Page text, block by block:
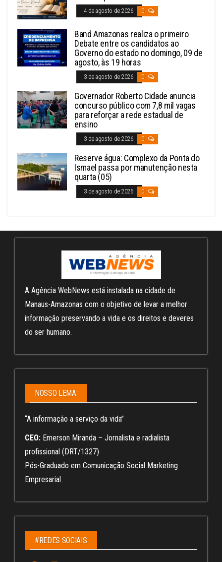
4 de agosto de 2026 0
Band Amazonas realiza o primeiro
Debate entre os candidatos ao
Governo do estado no domingo, 09 de
agosto, às 19 horas
3 de agosto de 2026 0
Governador Roberto Cidade anuncia
concurso público com 7,8 mil vagas
para reforçar a rede estadual de
ensino
3 de agosto de 2026 0
Reserve água: Complexo da Ponta do
Ismael passa por manutenção nesta
quarta (05)
3 de agosto de 2026 0
A Agência WebNews está instalada na cidade de
Manaus-Amazonas com o objetivo de levar a melhor
informação preservando a vida e os direitos e deveres
do ser humano.
NOSSO LEMA:
“A informação a serviço da vida”
CEO: Emerson Miranda – Jornalista e radialista
profissional (DRT/1327)
Pós-Graduado em Comunicação Social Marketing
Empresarial
#REDES SOCIAIS